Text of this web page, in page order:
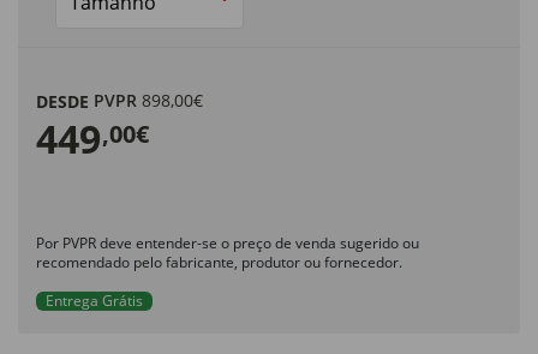
Tamanho
DESDE PVPR 898,00€
449,00€
Por PVPR deve entender-se o preço de venda sugerido ou
recomendado pelo fabricante, produtor ou fornecedor.
Entrega Grátis